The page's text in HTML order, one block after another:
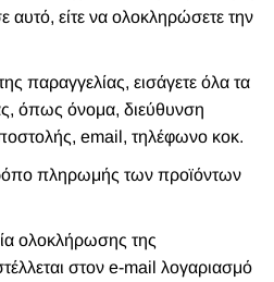
αυτό, είτε να ολοκληρώσετε την
παραγγελίας, εισάγετε όλα τα
όπως όνομα, διεύθυνση
email, τηλέφωνο κοκ.
πληρωμής των προϊόντων
ολοκλήρωσης της
στον e-mail λογαριασμό